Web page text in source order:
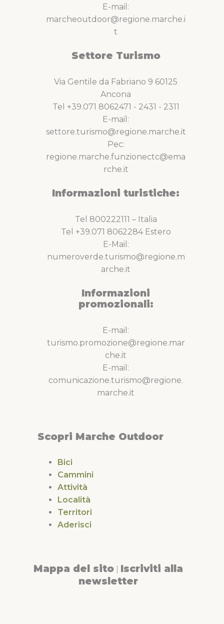
E-mail:
marcheoutdoor@regione.marche.i
t
Settore Turismo
Via Gentile da Fabriano 9 60125
Ancona
Tel +39.071 8062471 - 2431 - 2311
E-mail:
settore.turismo@regione.marche.it
Pec:
regione.marche.funzionectc@ema
rche.it
Informazioni turistiche:
Tel 800222111 – Italia
Tel +39.071 8062284 Estero
E-Mail:
numeroverde.turismo@regione.m
arche.it
Informazioni
promozionali:
E-mail:
turismo.promozione@regione.mar
che.it
E-mail:
comunicazione.turismo@regione.
marche.it
Scopri Marche Outdoor
Bici
Cammini
Attività
Località
Territori
Aderisci
Mappa del sito Iscriviti alla
newsletter